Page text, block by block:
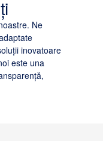
Ne
inovatoare
este una